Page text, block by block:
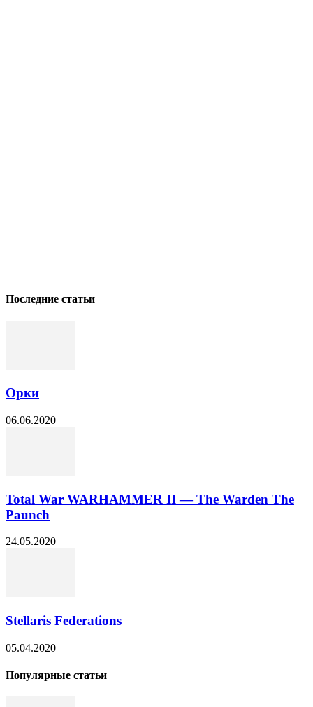
Последние статьи
Орки
06.06.2020
Total War WARHAMMER II — The Warden The
Paunch
24.05.2020
Stellaris Federations
05.04.2020
Популярные статьи